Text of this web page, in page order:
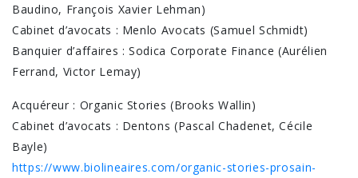
Baudino, François Xavier Lehman)
Cabinet d’avocats : Menlo Avocats (Samuel Schmidt)
Banquier d’affaires : Sodica Corporate Finance (Aurélien
Ferrand, Victor Lemay)
Acquéreur : Organic Stories (Brooks Wallin)
Cabinet d’avocats : Dentons (Pascal Chadenet, Cécile
Bayle)
https://www.biolineaires.com/organic-stories-prosain-